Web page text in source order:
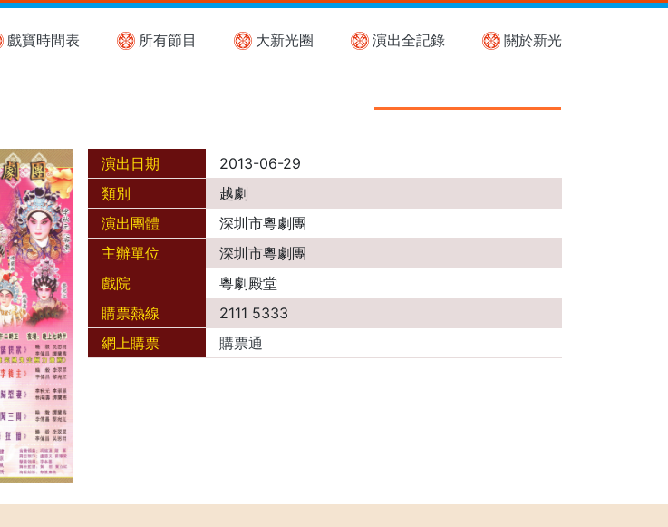
戲寶時間表 所有節目 大新光圈 演出全記錄 關於新光
演出日期
2013-06-29
類別
越劇
演出團體
深圳市粵劇團
主辦單位
深圳市粵劇團
戲院
粵劇殿堂
購票熱線
2111 5333
網上購票
購票通